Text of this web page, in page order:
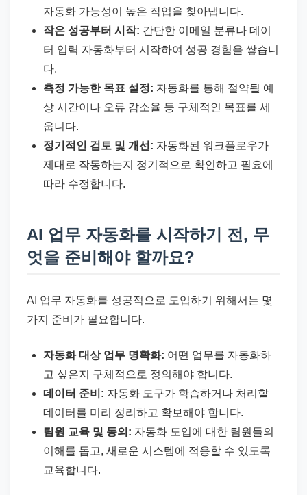
자동화 가능성이 높은 작업을 찾아냅니다.
작은 성공부터 시작: 간단한 이메일 분류나 데이
터 입력 자동화부터 시작하여 성공 경험을 쌓습니
다.
측정 가능한 목표 설정: 자동화를 통해 절약될 예
상 시간이나 오류 감소율 등 구체적인 목표를 세
웁니다.
정기적인 검토 및 개선: 자동화된 워크플로우가
제대로 작동하는지 정기적으로 확인하고 필요에
따라 수정합니다.
AI 업무 자동화를 시작하기 전, 무
엇을 준비해야 할까요?
AI 업무 자동화를 성공적으로 도입하기 위해서는 몇
가지 준비가 필요합니다.
자동화 대상 업무 명확화: 어떤 업무를 자동화하
고 싶은지 구체적으로 정의해야 합니다.
데이터 준비: 자동화 도구가 학습하거나 처리할
데이터를 미리 정리하고 확보해야 합니다.
팀원 교육 및 동의: 자동화 도입에 대한 팀원들의
이해를 돕고, 새로운 시스템에 적응할 수 있도록
교육합니다.